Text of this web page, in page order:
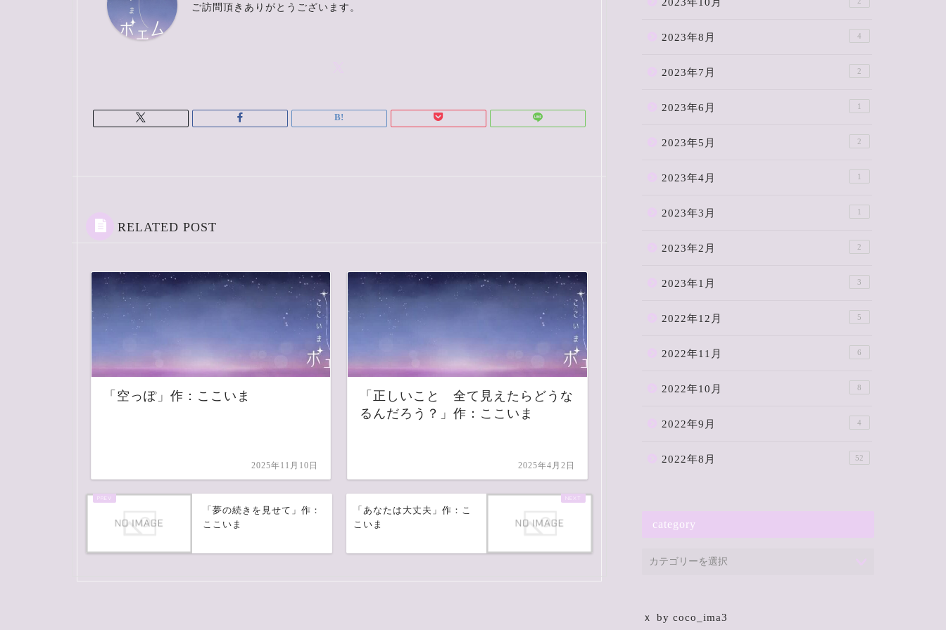
ご訪問頂きありがとうございます。
RELATED POST
「空っぽ」作：ここいま
2025年11月10日
「正しいこと 全て見えたらどうな
るんだろう？」作：ここいま
2025年4月2日
「夢の続きを見せて」作：
ここいま
「あなたは大丈夫」作：こ
こいま
2023年8月 4
2023年7月 2
2023年6月 1
2023年5月 2
2023年4月 1
2023年3月 1
2023年2月 2
2023年1月 3
2022年12月 5
2022年11月 6
2022年10月 8
2022年9月 4
2022年8月 52
category
ｘ by coco_ima3